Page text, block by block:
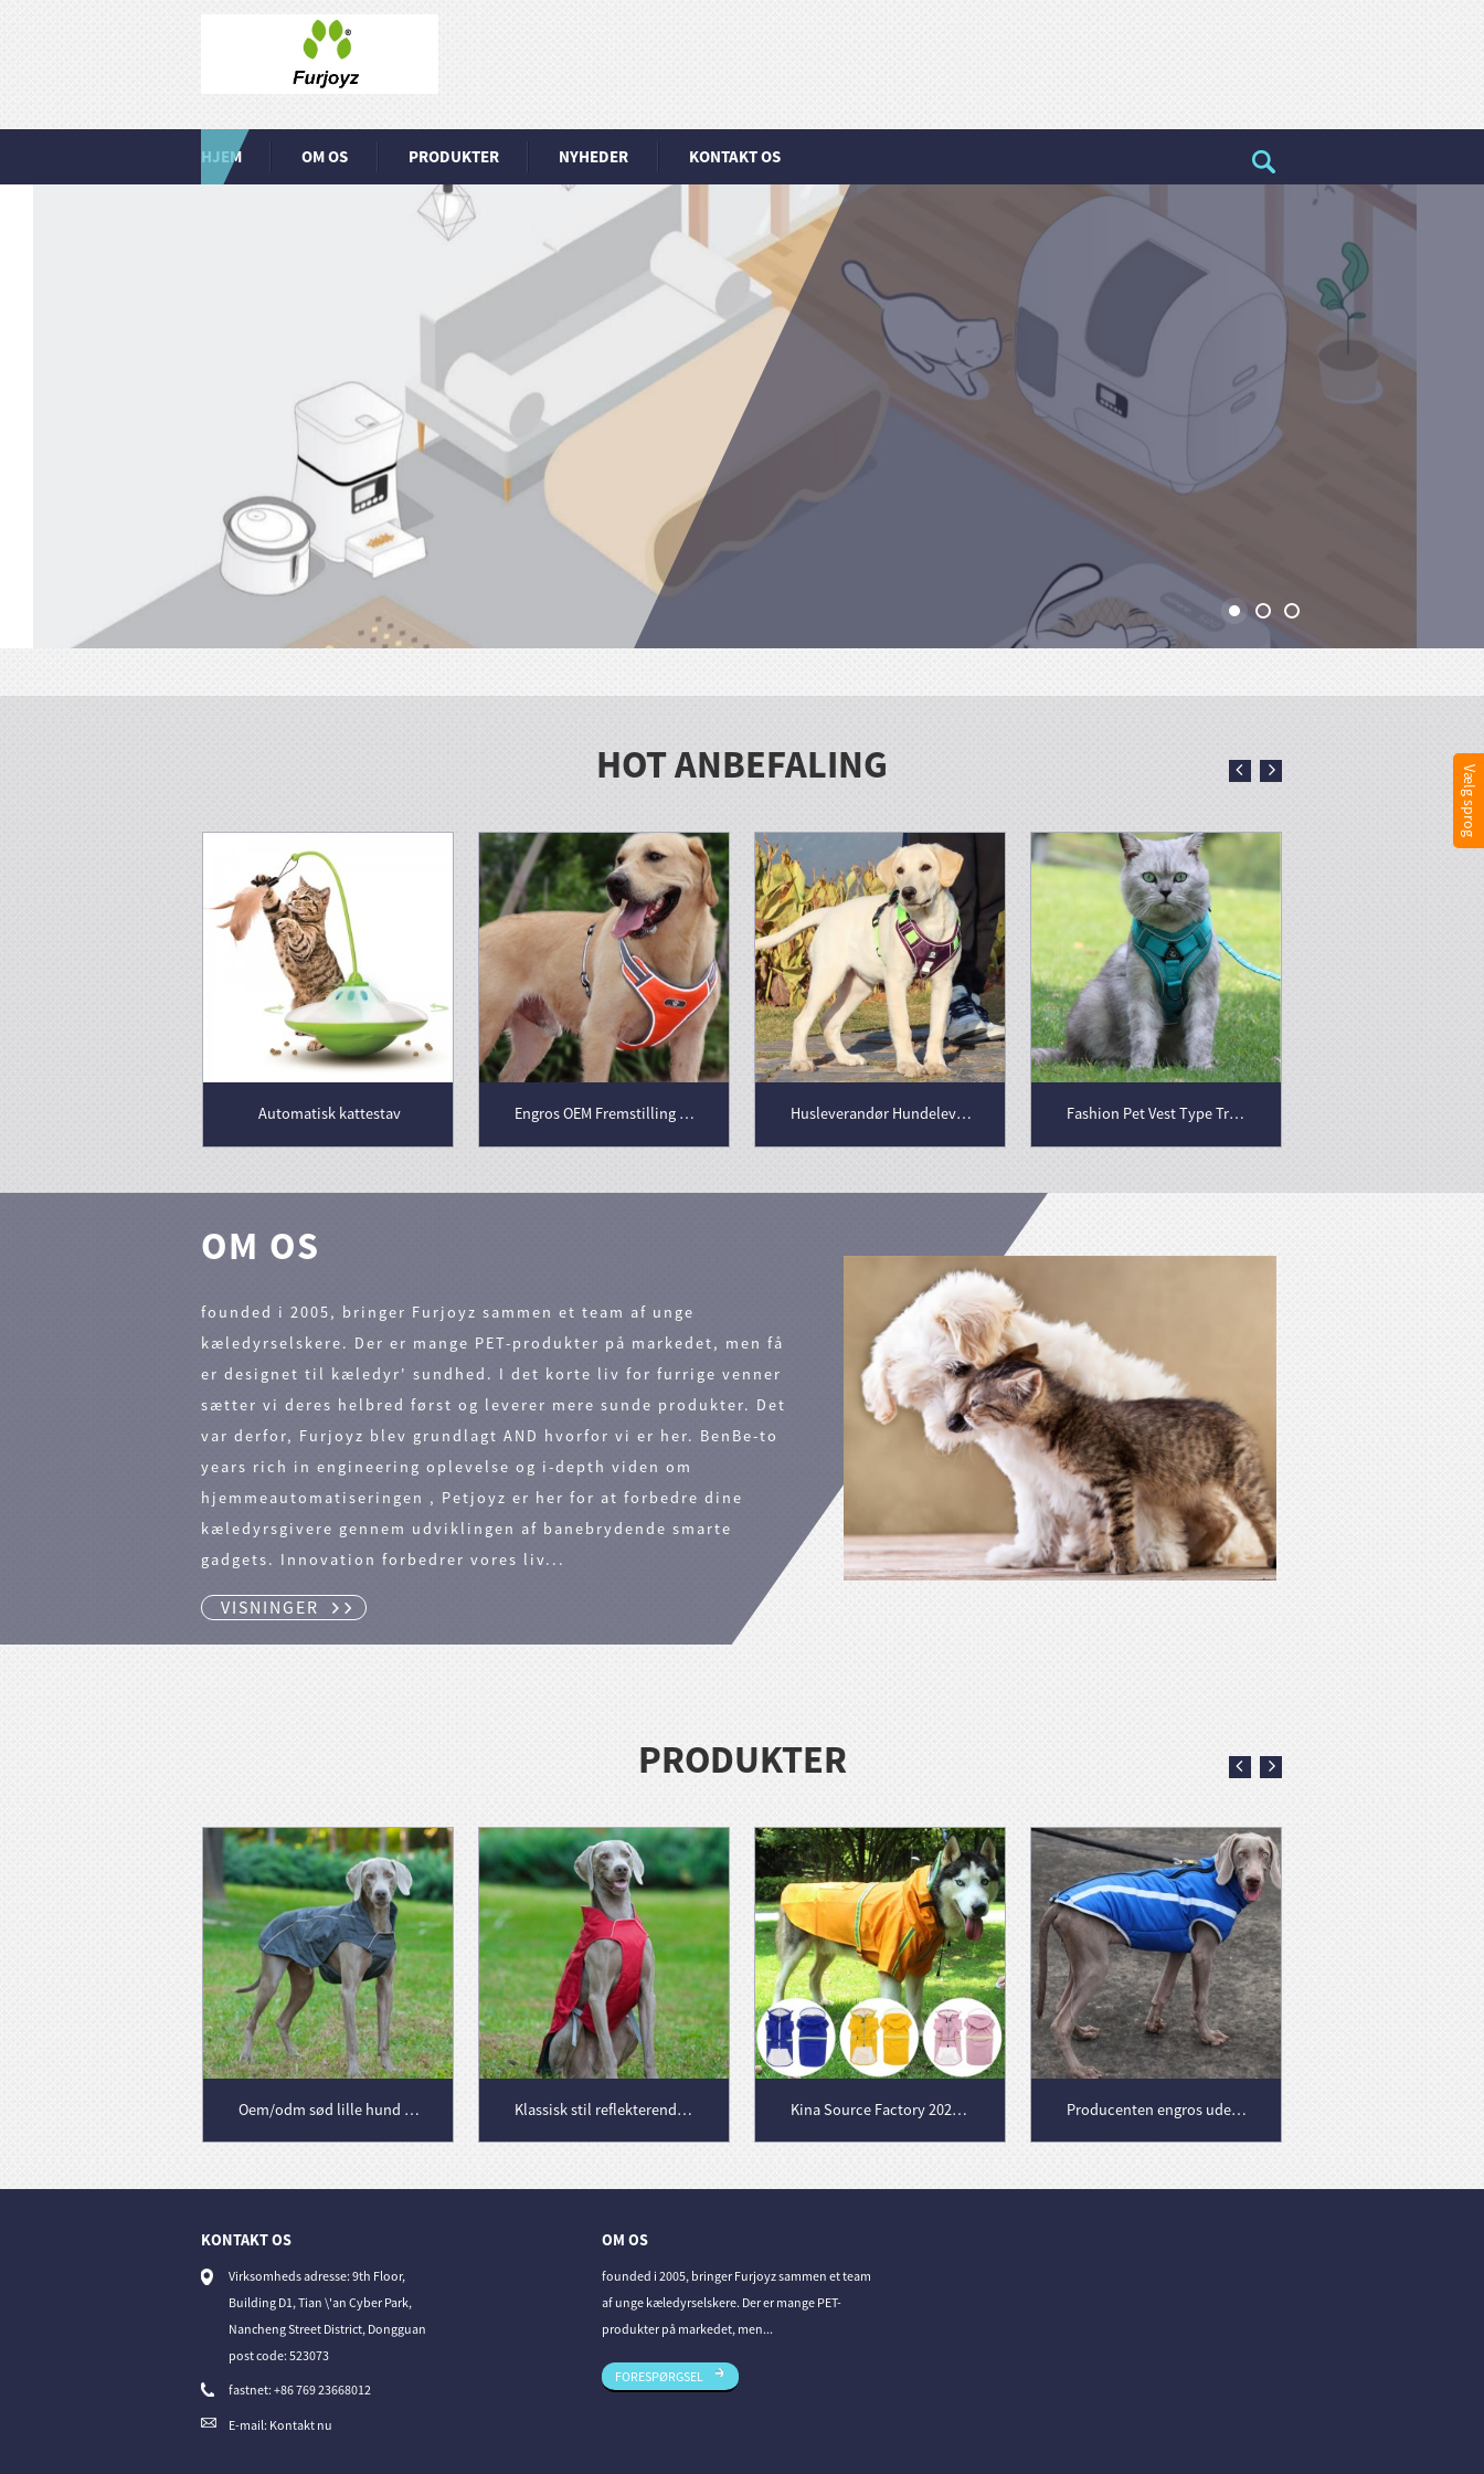
HJEM OM OS PRODUKTER NYHEDER KONTAKT OS
HOT ANBEFALING
Automatisk kattestav Engros OEM Fremstilling Custom High End Dog Harness Luxury Pet Hund Reversible Harness Reflective Dog Harness Husleverandør Hundelever Vest Neck Justerbar Ingen Træk hundeselskab Tactical Military Service Vest Fashion Pet Vest Type Traction Chest Strap Cat Dog Justerbar indtrækbar trækkraft reb walking hund reb krave
OM OS
founded i 2005, bringer Furjoyz sammen et team af unge
kæledyrselskere. Der er mange PET-produkter på markedet, men få
er designet til kæledyr' sundhed. I det korte liv for furrige venner
sætter vi deres helbred først og leverer mere sunde produkter. Det
var derfor, Furjoyz blev grundlagt AND hvorfor vi er her. BenBe-to
years rich in engineering oplevelse og i-depth viden om
hjemmeautomatiseringen , Petjoyz er her for at forbedre dine
kæledyrsgivere gennem udviklingen af ​​banebrydende smarte
gadgets. Innovation forbedrer vores liv...
VISNINGER
PRODUKTER
Oem/odm sød lille hund hættetrøje kæledyr klud sweatshirt hvalp kat pullover hund klud engros hund vinter frakke Klassisk stil reflekterende hundeklokke Vandtæt justerbar vinterhundjakke reversibel letvægts Kina Source Factory 2022ny opgradering hund regn frakke hund vandtæt dragt hund tøj Producenten engros udendørs kølig stil stærkt reflekterende tråde hunde jakke vandtætte frakker
KONTAKT OS
Virksomheds adresse: 9th Floor,
Building D1, Tian \'an Cyber Park,
Nancheng Street District, Dongguan
post code: 523073
fastnet: +86 769 23668012
E-mail: Kontakt nu
OM OS
founded i 2005, bringer Furjoyz sammen et team
af unge kæledyrselskere. Der er mange PET-
produkter på markedet, men...
FORESPØRGSEL
Vælg sprog